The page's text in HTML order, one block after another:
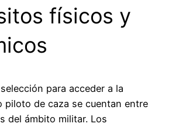
físicos y
para acceder a la
piloto de caza se cuentan entre
del ámbito militar. Los